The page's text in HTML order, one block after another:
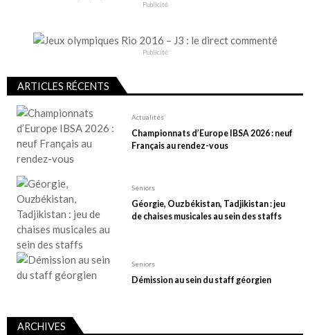
Publicité
Publicité
ARTICLES RÉCENTS
Actualités
Championnats d’Europe IBSA 2026 : neuf
Français au rendez-vous
Seniors
Géorgie, Ouzbékistan, Tadjikistan : jeu
de chaises musicales au sein des staffs
Seniors
Démission au sein du staff géorgien
ARCHIVES